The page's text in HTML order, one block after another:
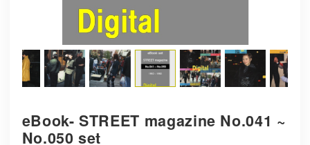
eBook- STREET magazine No.041 ~
No.050 set